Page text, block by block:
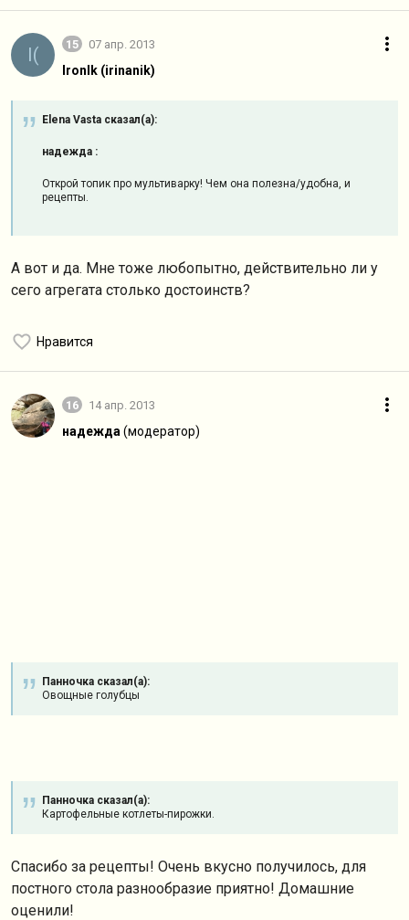
I( 15 07 апр. 2013
IronIk (irinanik)
Elena Vasta сказал(а):
надежда :
Открой топик про мультиварку! Чем она полезна/удобна, и
рецепты.
А вот и да. Мне тоже любопытно, действительно ли у
сего агрегата столько достоинств?
Нравится
16 14 апр. 2013
надежда (модератор)
Панночка сказал(а):
Овощные голубцы
Панночка сказал(а):
Картофельные котлеты-пирожки.
Спасибо за рецепты! Очень вкусно получилось, для
постного стола разнообразие приятно! Домашние
оценили!